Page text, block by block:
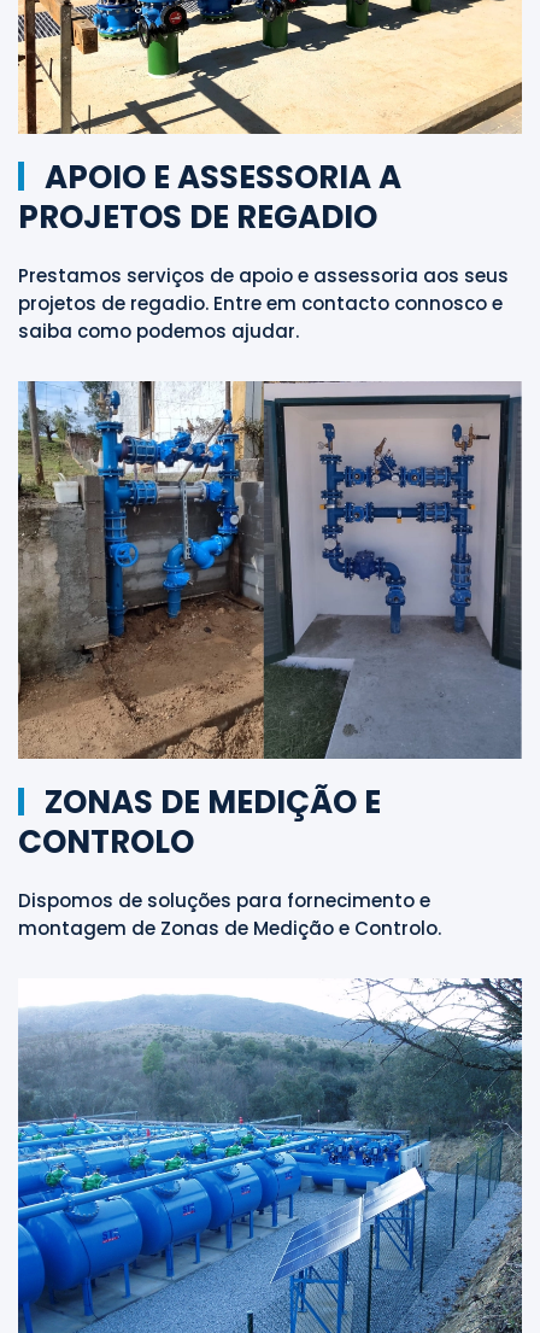
APOIO E ASSESSORIA A
PROJETOS DE REGADIO
Prestamos serviços de apoio e assessoria aos seus
projetos de regadio. Entre em contacto connosco e
saiba como podemos ajudar.
ZONAS DE MEDIÇÃO E
CONTROLO
Dispomos de soluções para fornecimento e
montagem de Zonas de Medição e Controlo.